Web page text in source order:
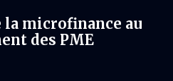
la microfinance au
des PME